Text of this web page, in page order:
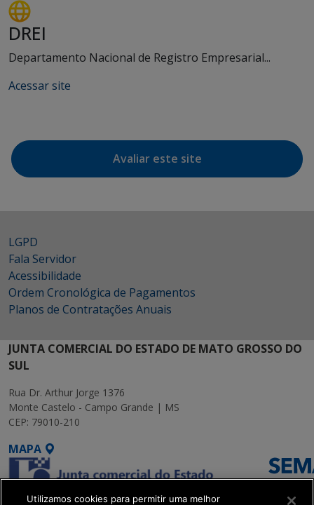
DREI
Departamento Nacional de Registro Empresarial...
Acessar site
Avaliar este site
LGPD
Fala Servidor
Acessibilidade
Ordem Cronológica de Pagamentos
Planos de Contratações Anuais
JUNTA COMERCIAL DO ESTADO DE MATO GROSSO DO
SUL
Rua Dr. Arthur Jorge 1376
Monte Castelo - Campo Grande | MS
CEP: 79010-210
MAPA
Utilizamos cookies para permitir uma melhor